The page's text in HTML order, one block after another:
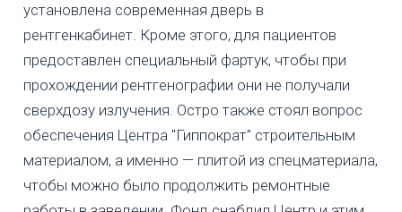
установлена современная дверь в
рентгенкабинет. Кроме этого, для пациентов
предоставлен специальный фартук, чтобы при
прохождении рентгенографии они не получали
сверхдозу излучения. Остро также стоял вопрос
обеспечения Центра "Гиппократ" строительным
материалом, а именно — плитой из спецматериала,
чтобы можно было продолжить ремонтные